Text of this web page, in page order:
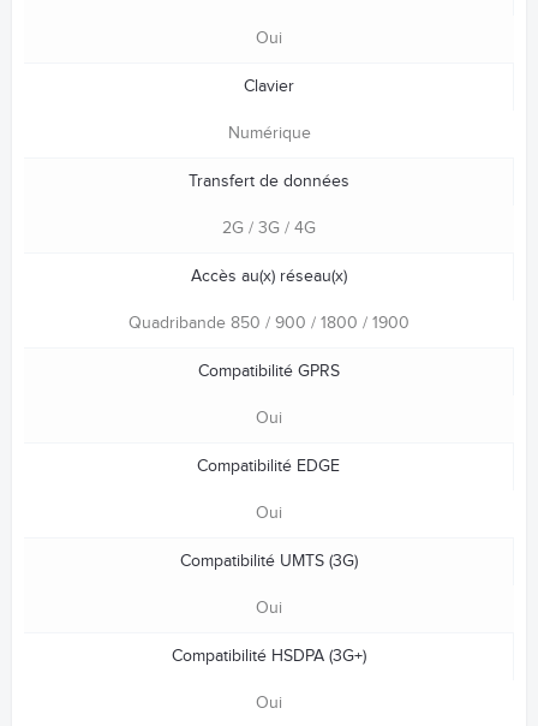
Oui
Clavier
Numérique
Transfert de données
2G / 3G / 4G
Accès au(x) réseau(x)
Quadribande 850 / 900 / 1800 / 1900
Compatibilité GPRS
Oui
Compatibilité EDGE
Oui
Compatibilité UMTS (3G)
Oui
Compatibilité HSDPA (3G+)
Oui